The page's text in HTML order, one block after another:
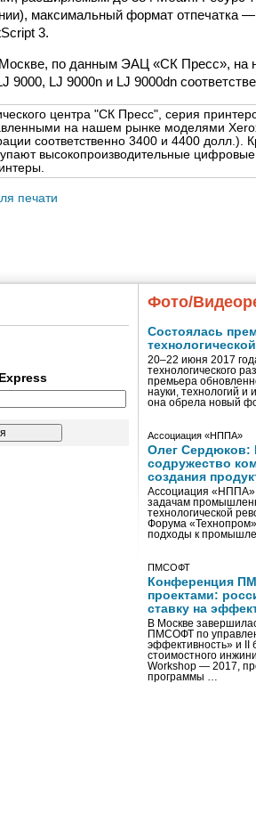
максимальный формат отпечатка
3.
по данным ЭАЦ «СК Пресс», на
9000, LJ 9000n и LJ 9000dn
центра "СК Пресс", серия
на нашем рынке моделями
соответственно 3400 и 4400 долл.).
высокопроизводительные
печати
Фото/
Состоялась
20–22 июня 2017
технологического
премьера
науки, технологий
она обрела новый
Ассоциация «НППА»
Олег Сердюков:
содружество
создания
Ассоциация «НППА»
задачам
технологической
Форума
подходы к
ПМСОФТ
Конференция
проектами:
ставку на
В Москве
ПМСОФТ по
эффективность» и II
стоимостного
Workshop — 2017,
программы …